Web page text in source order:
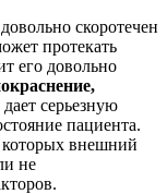
скоротечен
протекать
его довольно
серьезную
пациента.
которых внешний
не